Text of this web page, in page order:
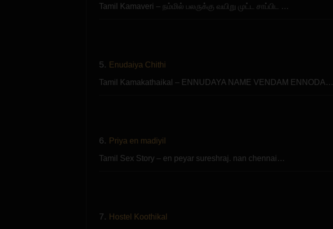
Tamil Kamaveri – நம்மில் பலருக்கு வயிறு முட்ட சாப்பிட …
5. Enudaiya Chithi
Tamil Kamakathaikal – ENNUDAYA NAME VENDAM ENNODA…
6. Priya en madiyil
Tamil Sex Story – en peyar sureshraj. nan chennai…
7. Hostel Koothikal